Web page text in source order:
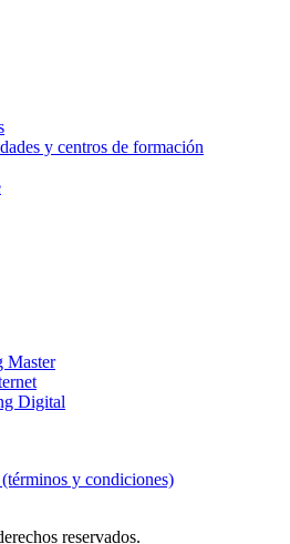
y centros de formación
Master
Digital
y condiciones)
reservados.